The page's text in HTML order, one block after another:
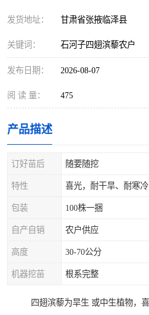
发货地址： 甘肃省张掖临泽县
关键词： 石河子四翅滨藜农户
发布日期： 2026-08-07
阅 读 量： 475
产品描述
订好苗后 随要随挖
特性 喜光，耐干旱、耐寒
包装 100株一捆
自产自销 农户供应
高度 30-70公分
机器挖苗 根系完整
四翅滨藜为旱生 或中生植物，